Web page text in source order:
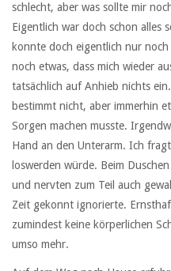
schlecht, aber was sollte mir
Eigentlich war doch schon alles
konnte doch eigentlich nur
noch etwas, dass mich wieder
tatsächlich auf Anhieb nichts
bestimmt nicht, aber immerhin
Sorgen machen musste.
Hand an den Unterarm. Ich
loswerden würde. Beim
und nervten zum Teil auch
Zeit gekonnt ignorierte.
zumindest keine körperlichen
umso mehr.